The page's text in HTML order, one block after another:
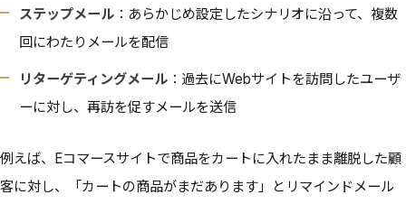
ステップメール ：あらかじめ設定したシナリオに沿って、複数
回にわたりメールを配信
リターゲティングメール ：過去にWebサイトを訪問したユーザ
ーに対し、再訪を促すメールを送信
例えば、Eコマースサイトで商品をカートに入れたまま離脱した顧
客に対し、「カートの商品がまだあります」とリマインドメール